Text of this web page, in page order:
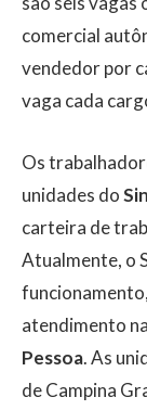
comercial
vendedor por
vaga cada
Os
unidades do
carteira de
Atualmente, o
atendimento
Pessoa. As
de Campina